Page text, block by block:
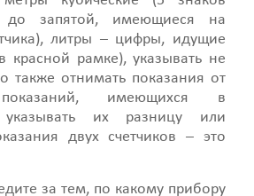
до запятой, имеющиеся на
литры – цифры, идущие
красной рамке), указывать не
также отнимать показания от
имеющихся в
их разницу или
двух счетчиков – это
за тем, по какому прибору